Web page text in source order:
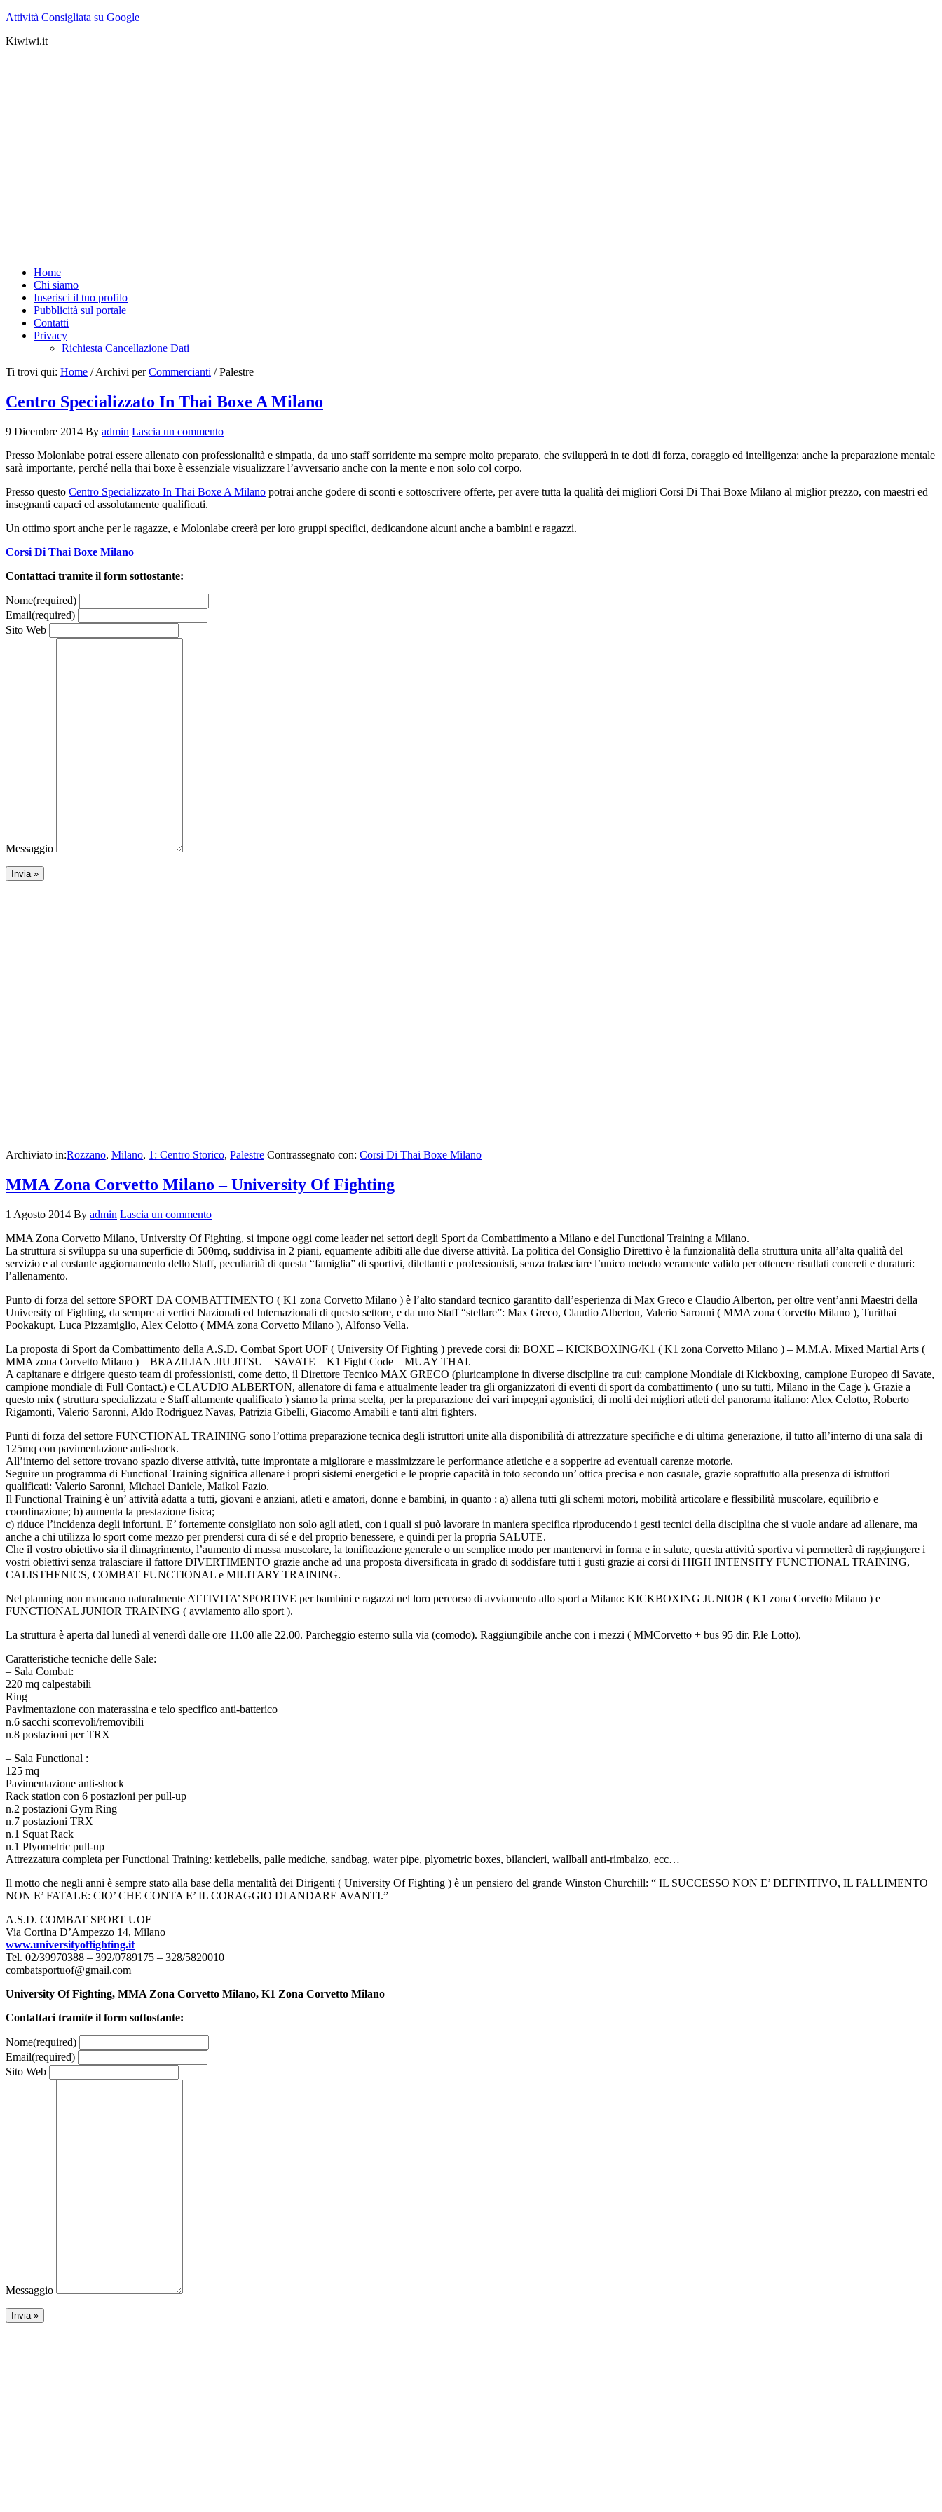
Attività Consigliata su Google
Kiwiwi.it
Home
Chi siamo
Inserisci il tuo profilo
Pubblicità sul portale
Contatti
Privacy
Richiesta Cancellazione Dati
Ti trovi qui: Home /Archivi perCommercianti /Palestre
Centro Specializzato In Thai Boxe A Milano
9 Dicembre 2014 By admin Lascia un commento
Presso Molonlabe potrai essere allenato con professionalità e simpatia, da uno staff sorridente ma sempre molto preparato, che svilupperà in te doti di forza, coraggio ed intelligenza: anche la preparazione mentale
sarà importante, perché nella thai boxe è essenziale visualizzare l’avversario anche con la mente e non solo col corpo.
Presso questo Centro Specializzato In Thai Boxe A Milano potrai anche godere di sconti e sottoscrivere offerte, per avere tutta la qualità dei migliori Corsi Di Thai Boxe Milano al miglior prezzo, con maestri ed
insegnanti capaci ed assolutamente qualificati.
Un ottimo sport anche per le ragazze, e Molonlabe creerà per loro gruppi specifici, dedicandone alcuni anche a bambini e ragazzi.
Corsi Di Thai Boxe Milano
Contattaci tramite il form sottostante:
Nome(required)
Email(required)
Sito Web
Messaggio
Archiviato in:Rozzano, Milano, 1: Centro Storico, Palestre Contrassegnato con: Corsi Di Thai Boxe Milano
MMA Zona Corvetto Milano – University Of Fighting
1 Agosto 2014 By admin Lascia un commento
MMA Zona Corvetto Milano, University Of Fighting, si impone oggi come leader nei settori degli Sport da Combattimento a Milano e del Functional Training a Milano.
La struttura si sviluppa su una superficie di 500mq, suddivisa in 2 piani, equamente adibiti alle due diverse attività. La politica del Consiglio Direttivo è la funzionalità della struttura unita all’alta qualità del
servizio e al costante aggiornamento dello Staff, peculiarità di questa “famiglia” di sportivi, dilettanti e professionisti, senza tralasciare l’unico metodo veramente valido per ottenere risultati concreti e duraturi:
l’allenamento.
Punto di forza del settore SPORT DA COMBATTIMENTO ( K1 zona Corvetto Milano ) è l’alto standard tecnico garantito dall’esperienza di Max Greco e Claudio Alberton, per oltre vent’anni Maestri della
University of Fighting, da sempre ai vertici Nazionali ed Internazionali di questo settore, e da uno Staff “stellare”: Max Greco, Claudio Alberton, Valerio Saronni ( MMA zona Corvetto Milano ), Turithai
Pookakupt, Luca Pizzamiglio, Alex Celotto ( MMA zona Corvetto Milano ), Alfonso Vella.
La proposta di Sport da Combattimento della A.S.D. Combat Sport UOF ( University Of Fighting ) prevede corsi di: BOXE – KICKBOXING/K1 ( K1 zona Corvetto Milano ) – M.M.A. Mixed Martial Arts (
MMA zona Corvetto Milano ) – BRAZILIAN JIU JITSU – SAVATE – K1 Fight Code – MUAY THAI.
A capitanare e dirigere questo team di professionisti, come detto, il Direttore Tecnico MAX GRECO (pluricampione in diverse discipline tra cui: campione Mondiale di Kickboxing, campione Europeo di Savate,
campione mondiale di Full Contact.) e CLAUDIO ALBERTON, allenatore di fama e attualmente leader tra gli organizzatori di eventi di sport da combattimento ( uno su tutti, Milano in the Cage ). Grazie a
questo mix ( struttura specializzata e Staff altamente qualificato ) siamo la prima scelta, per la preparazione dei vari impegni agonistici, di molti dei migliori atleti del panorama italiano: Alex Celotto, Roberto
Rigamonti, Valerio Saronni, Aldo Rodriguez Navas, Patrizia Gibelli, Giacomo Amabili e tanti altri fighters.
Punti di forza del settore FUNCTIONAL TRAINING sono l’ottima preparazione tecnica degli istruttori unite alla disponibilità di attrezzature specifiche e di ultima generazione, il tutto all’interno di una sala di
125mq con pavimentazione anti-shock.
All’interno del settore trovano spazio diverse attività, tutte improntate a migliorare e massimizzare le performance atletiche e a sopperire ad eventuali carenze motorie.
Seguire un programma di Functional Training significa allenare i propri sistemi energetici e le proprie capacità in toto secondo un’ ottica precisa e non casuale, grazie soprattutto alla presenza di istruttori
qualificati: Valerio Saronni, Michael Daniele, Maikol Fazio.
Il Functional Training è un’ attività adatta a tutti, giovani e anziani, atleti e amatori, donne e bambini, in quanto : a) allena tutti gli schemi motori, mobilità articolare e flessibilità muscolare, equilibrio e
coordinazione; b) aumenta la prestazione fisica;
c) riduce l’incidenza degli infortuni. E’ fortemente consigliato non solo agli atleti, con i quali si può lavorare in maniera specifica riproducendo i gesti tecnici della disciplina che si vuole andare ad allenare, ma
anche a chi utilizza lo sport come mezzo per prendersi cura di sé e del proprio benessere, e quindi per la propria SALUTE.
Che il vostro obiettivo sia il dimagrimento, l’aumento di massa muscolare, la tonificazione generale o un semplice modo per mantenervi in forma e in salute, questa attività sportiva vi permetterà di raggiungere i
vostri obiettivi senza tralasciare il fattore DIVERTIMENTO grazie anche ad una proposta diversificata in grado di soddisfare tutti i gusti grazie ai corsi di HIGH INTENSITY FUNCTIONAL TRAINING,
CALISTHENICS, COMBAT FUNCTIONAL e MILITARY TRAINING.
Nel planning non mancano naturalmente ATTIVITA’ SPORTIVE per bambini e ragazzi nel loro percorso di avviamento allo sport a Milano: KICKBOXING JUNIOR ( K1 zona Corvetto Milano ) e
FUNCTIONAL JUNIOR TRAINING ( avviamento allo sport ).
La struttura è aperta dal lunedì al venerdì dalle ore 11.00 alle 22.00. Parcheggio esterno sulla via (comodo). Raggiungibile anche con i mezzi ( MMCorvetto + bus 95 dir. P.le Lotto).
Caratteristiche tecniche delle Sale:
– Sala Combat:
220 mq calpestabili
Ring
Pavimentazione con materassina e telo specifico anti-batterico
n.6 sacchi scorrevoli/removibili
n.8 postazioni per TRX
– Sala Functional :
125 mq
Pavimentazione anti-shock
Rack station con 6 postazioni per pull-up
n.2 postazioni Gym Ring
n.7 postazioni TRX
n.1 Squat Rack
n.1 Plyometric pull-up
Attrezzatura completa per Functional Training: kettlebells, palle mediche, sandbag, water pipe, plyometric boxes, bilancieri, wallball anti-rimbalzo, ecc…
Il motto che negli anni è sempre stato alla base della mentalità dei Dirigenti ( University Of Fighting ) è un pensiero del grande Winston Churchill: “ IL SUCCESSO NON E’ DEFINITIVO, IL FALLIMENTO
NON E’ FATALE: CIO’ CHE CONTA E’ IL CORAGGIO DI ANDARE AVANTI.”
A.S.D. COMBAT SPORT UOF
Via Cortina D’Ampezzo 14, Milano
www.universityoffighting.it
Tel. 02/39970388 – 392/0789175 – 328/5820010
combatsportuof@gmail.com
University Of Fighting, MMA Zona Corvetto Milano, K1 Zona Corvetto Milano
Contattaci tramite il form sottostante:
Nome(required)
Email(required)
Sito Web
Messaggio